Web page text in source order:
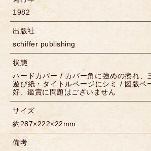
1982
出版社
schiffer publishing
状態
ハードカバー / カバー角に強めの擦れ、
遊び紙・タイトルページにシミ / 図版ペ
好、鑑賞に問題はございません
サイズ
約287×222×22mm
備考